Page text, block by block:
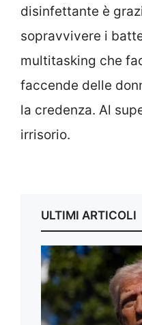
disinfettante è
sopravvivere i
multitasking che
faccende delle
la credenza. Al
irrisorio.
ULTIMI ARTICOLI